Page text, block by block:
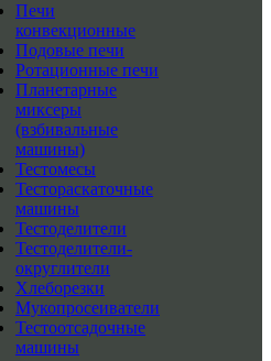
Печи
конвекционные
Подовые печи
Ротационные печи
Планетарные
миксеры
(взбивальные
машины)
Тестомесы
Тестораскаточные
машины
Тестоделители
Тестоделители-
округлители
Хлеборезки
Мукопросеиватели
Тестоотсадочные
машины